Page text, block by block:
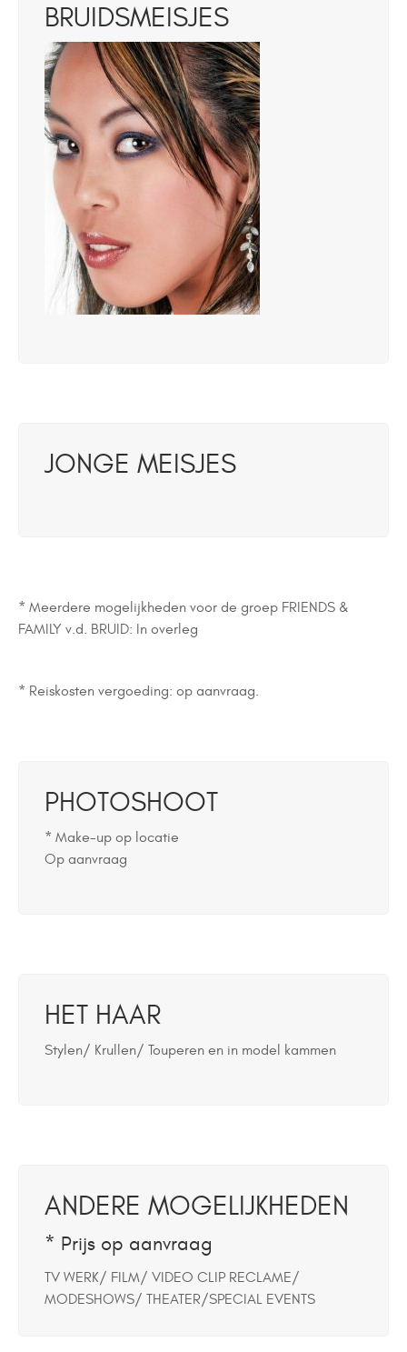
BRUIDSMEISJES
JONGE MEISJES
* Meerdere mogelijkheden voor de groep FRIENDS &
FAMILY v.d. BRUID: In overleg
* Reiskosten vergoeding: op aanvraag.
PHOTOSHOOT
* Make-up op locatie
Op aanvraag
HET HAAR
Stylen/ Krullen/ Touperen en in model kammen
ANDERE MOGELIJKHEDEN
* Prijs op aanvraag
TV WERK/ FILM/ VIDEO CLIP RECLAME/
MODESHOWS/ THEATER/SPECIAL EVENTS